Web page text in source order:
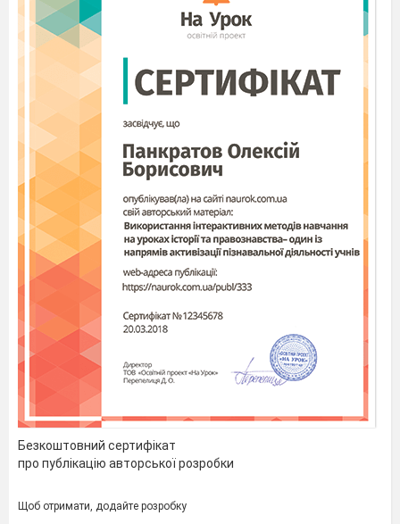
Безкоштовний сертифікат
про публікацію авторської розробки
Щоб отримати, додайте розробку